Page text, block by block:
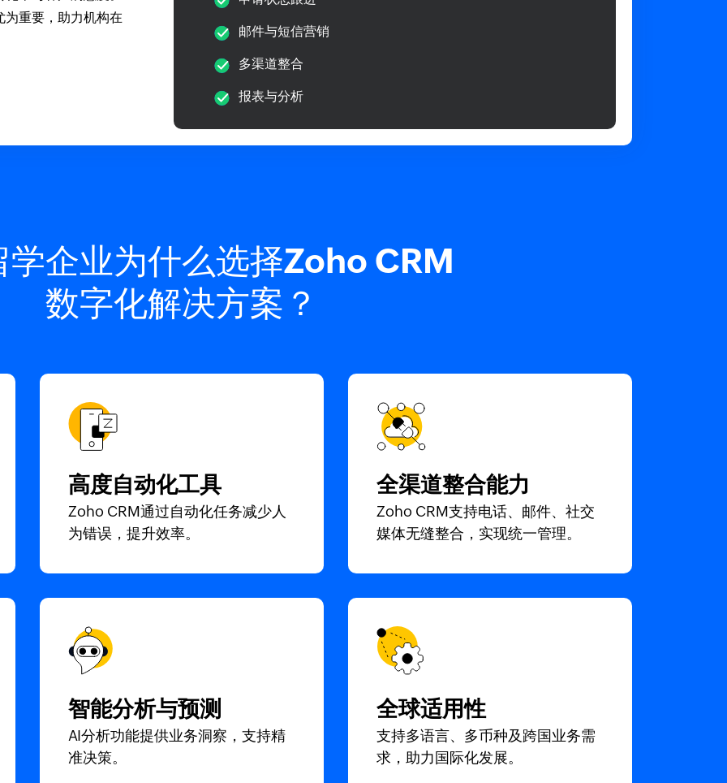
重要，助力机构在
邮件与短信营销
多渠道整合
报表与分析
学企业为什么选择Zoho CRM
数字化解决方案？
高度自动化工具
Zoho CRM通过自动化任务减少人
为错误，提升效率。
全渠道整合能力
Zoho CRM支持电话、邮件、社交
媒体无缝整合，实现统一管理。
智能分析与预测
AI分析功能提供业务洞察，支持精
准决策。
全球适用性
支持多语言、多币种及跨国业务需
求，助力国际化发展。